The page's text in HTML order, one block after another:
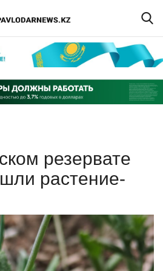
Регистрация
резервате
растение-